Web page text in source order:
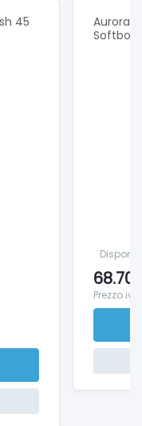
45
Aurora
Softbox
68.70
Prezzo